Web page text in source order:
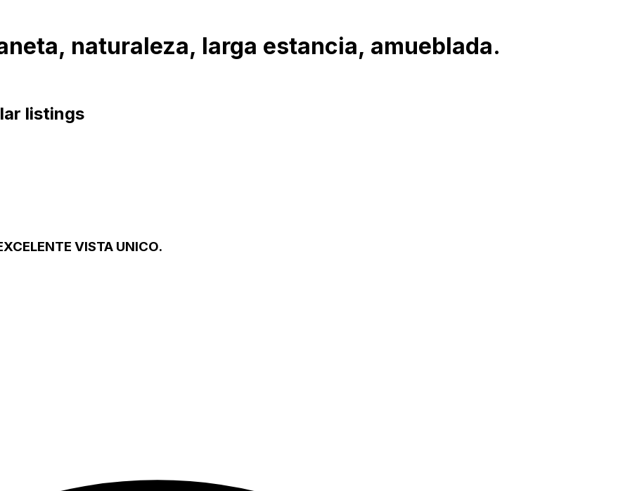
naturaleza, larga estancia, amueblada.
listings
VISTA UNICO.